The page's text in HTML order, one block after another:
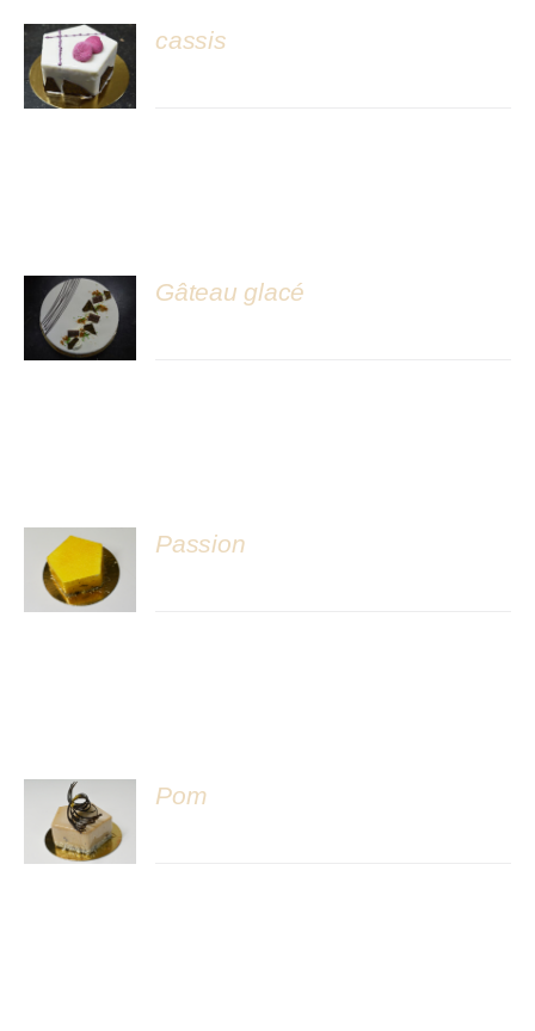
DÉTAILS
cassis
DÉTAILS
Gâteau glacé
DÉTAILS
Passion
DÉTAILS
Pom